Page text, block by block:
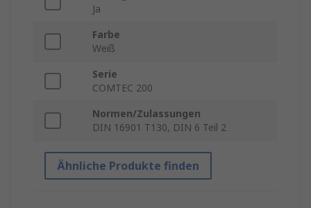
Ja
Farbe
Weiß
Serie
COMTEC 200
Normen/Zulassungen
DIN 16901 T130, DIN 6 Teil 2
Ähnliche Produkte finden